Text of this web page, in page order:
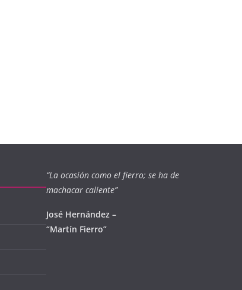
“La ocasión como el fierro; se ha de
machacar caliente”
José Hernández –
“Martín Fierro”